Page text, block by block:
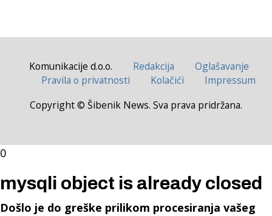
Komunikacije d.o.o. Redakcija
Oglašavanje
Pravila o privatnosti
Kolačići
Impressum
Copyright © Šibenik News. Sva prava pridržana.
0
mysqli object is already closed
Došlo je do greške prilikom procesiranja vašeg